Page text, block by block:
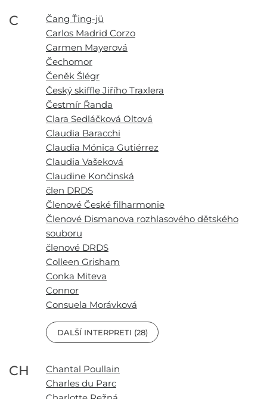
C
Čang Ťing-jü
Carlos Madrid Corzo
Carmen Mayerová
Čechomor
Čeněk Šlégr
Český skiffle Jiřího Traxlera
Čestmír Řanda
Clara Sedláčková Oltová
Claudia Baracchi
Claudia Mónica Gutiérrez
Claudia Vašeková
Claudine Končinská
člen DRDS
Členové České filharmonie
Členové Dismanova rozhlasového dětského
souboru
členové DRDS
Colleen Grisham
Conka Miteva
Connor
Consuela Morávková
DALŠÍ INTERPRETI (28)
CH
Chantal Poullain
Charles du Parc